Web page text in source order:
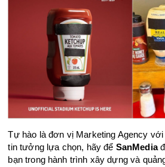
Tự hào là đơn vị Marketing Agency với
tin tưởng lựa chọn, hãy để SanMedia
bạn trong hành trình xây dựng và